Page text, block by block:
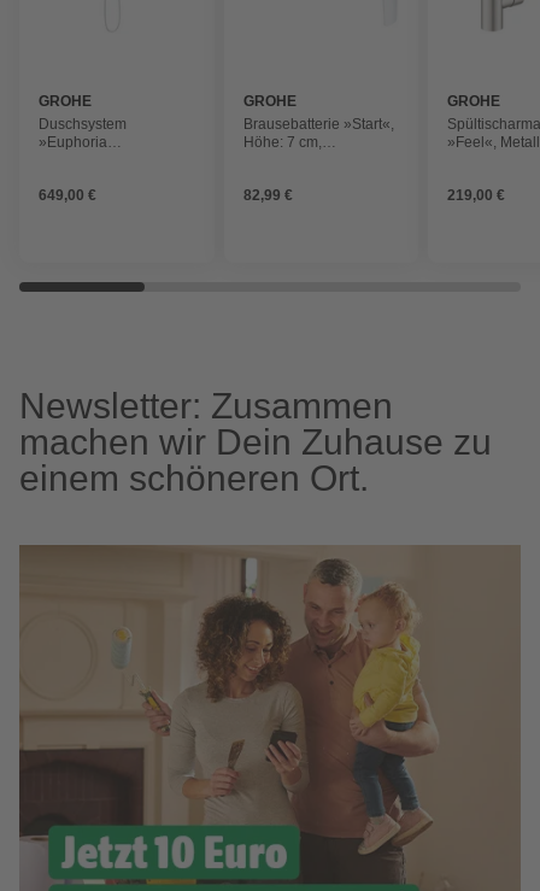
GROHE
Duschsystem
»Euphoria
cm, chromfarben
649,00 €
GROHE
Brausebatterie »Start«,
Höhe: 7 cm,
82,99 €
GROHE
»Feel«,
219,00 €
Newsletter: Zusammen
machen wir Dein Zuhause zu
einem schöneren Ort.